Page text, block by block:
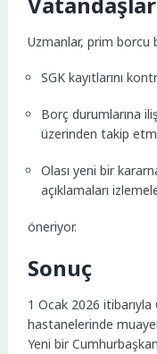
Uzmanlar, prim borcu
SGK kayıtlarını
Borç durumlarına
üzerinden takip
Olası yeni bir
açıklamaları
öneriyor.
Sonuç
1 Ocak 2026
hastanelerinde
Yeni bir